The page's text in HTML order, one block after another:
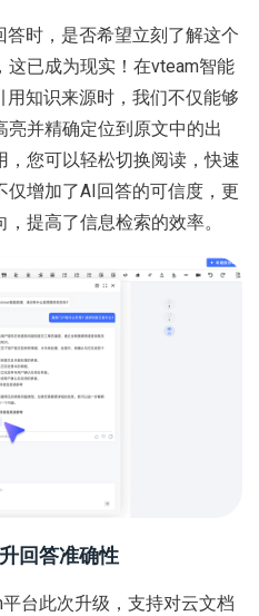
时，是否希望立刻了解这个
已成为现实！在vteam智能
知识来源时，我们不仅能够
并精确定位到原文中的出
您可以轻松切换阅读，快速
增加了AI回答的可信度，更
提高了信息检索的效率。
回答准确性
台此次升级，支持对云文档